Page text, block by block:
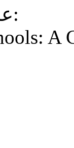
عنوان المستخرج:
A